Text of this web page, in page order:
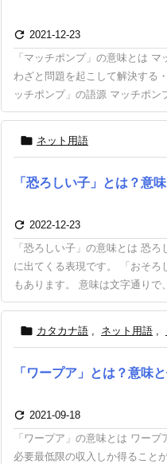
 2021-12-23
「マッチポンプ」の意味とは
わざと問題を起こして解決する
ッチポンプ」の語源 マッチポン
 ネット用語
「恐ろしい子」とは？意
 2022-12-23
「恐ろしい子」の意味とは 恐ろ
に出てくる表現です。 「おそろ
もあります。 意味は文字通りで
 カタカナ語 , ネット用語 ,
「ワープア」とは？意味
 2021-09-18
「ワープア」の意味とは ワー
必要最低限の収入しか得ること